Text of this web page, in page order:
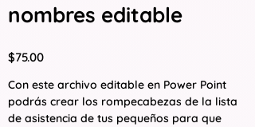
nombres editable
Precio
$75.00
Con este archivo editable en Power Point
podrás crear los rompecabezas de la lista
de asistencia de tus pequeños para que